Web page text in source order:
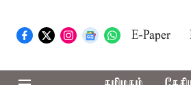
E-Paper